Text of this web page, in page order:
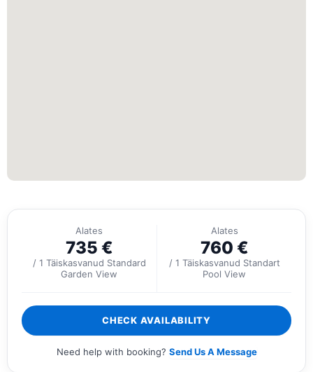
Alates
735 €
/ 1 Täiskasvanud Standard
Garden View
Alates
760 €
/ 1 Täiskasvanud Standart
Pool View
CHECK AVAILABILITY
Need help with booking? Send Us A Message